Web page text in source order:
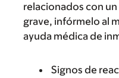
relacionados con
grave, infórmelo al
ayuda médica de
Signos de